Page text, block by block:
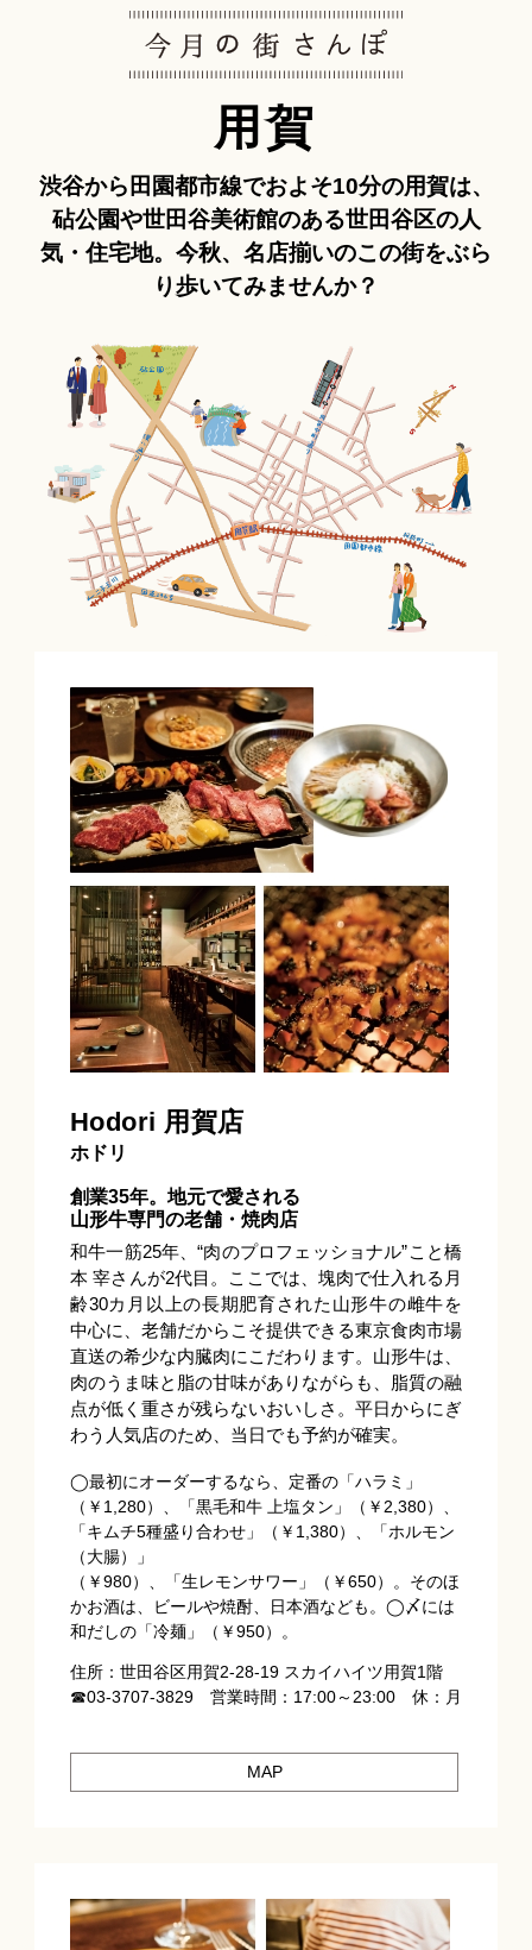
用賀
渋谷から田園都市線でおよそ10分の用賀は、
砧公園や世田谷美術館のある世田谷区の人
気・住宅地。今秋、名店揃いのこの街をぶら
り歩いてみませんか？
Hodori 用賀店
ホドリ
創業35年。地元で愛される
山形牛専門の老舗・焼肉店
和牛一筋25年、“肉のプロフェッショナル”こと橋
本 宰さんが2代目。ここでは、塊肉で仕入れる月
齢30カ月以上の長期肥育された山形牛の雌牛を
中心に、老舗だからこそ提供できる東京食肉市場
直送の希少な内臓肉にこだわります。山形牛は、
肉のうま味と脂の甘味がありながらも、脂質の融
点が低く重さが残らないおいしさ。平日からにぎ
わう人気店のため、当日でも予約が確実。
◯最初にオーダーするなら、定番の「ハラミ」
（￥1,280）、「黒毛和牛 上塩タン」（￥2,380）、
「キムチ5種盛り合わせ」（￥1,380）、「ホルモン
（大腸）」
（￥980）、「生レモンサワー」（￥650）。そのほ
かお酒は、ビールや焼酎、日本酒なども。◯〆には
和だしの「冷麺」（￥950）。
住所：世田谷区用賀2-28-19 スカイハイツ用賀1階
☎03-3707-3829 営業時間：17:00～23:00 休：月
MAP